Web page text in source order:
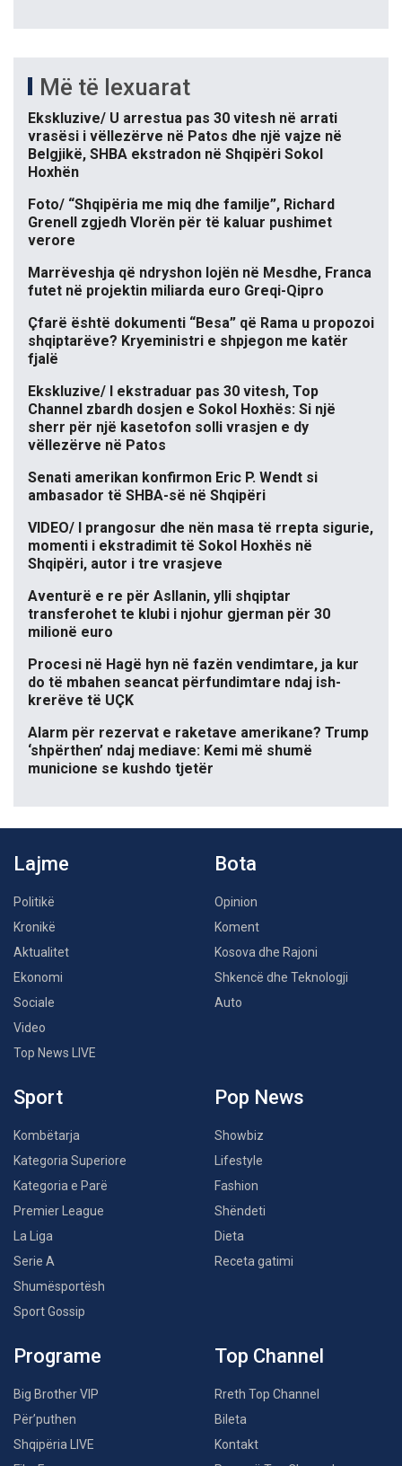
Më të lexuarat
Ekskluzive/ U arrestua pas 30 vitesh në arrati
vrasësi i vëllezërve në Patos dhe një vajze në
Belgjikë, SHBA ekstradon në Shqipëri Sokol
Hoxhën
Foto/ “Shqipëria me miq dhe familje”, Richard
Grenell zgjedh Vlorën për të kaluar pushimet
verore
Marrëveshja që ndryshon lojën në Mesdhe, Franca
futet në projektin miliarda euro Greqi-Qipro
Çfarë është dokumenti “Besa” që Rama u propozoi
shqiptarëve? Kryeministri e shpjegon me katër
fjalë
Ekskluzive/ I ekstraduar pas 30 vitesh, Top
Channel zbardh dosjen e Sokol Hoxhës: Si një
sherr për një kasetofon solli vrasjen e dy
vëllezërve në Patos
Senati amerikan konfirmon Eric P. Wendt si
ambasador të SHBA-së në Shqipëri
VIDEO/ I prangosur dhe nën masa të rrepta sigurie,
momenti i ekstradimit të Sokol Hoxhës në
Shqipëri, autor i tre vrasjeve
Aventurë e re për Asllanin, ylli shqiptar
transferohet te klubi i njohur gjerman për 30
milionë euro
Procesi në Hagë hyn në fazën vendimtare, ja kur
do të mbahen seancat përfundimtare ndaj ish-
krerëve të UÇK
Alarm për rezervat e raketave amerikane? Trump
‘shpërthen’ ndaj mediave: Kemi më shumë
municione se kushdo tjetër
Lajme
Politikë
Kronikë
Aktualitet
Ekonomi
Sociale
Video
Top News LIVE
Bota
Opinion
Koment
Kosova dhe Rajoni
Shkencë dhe Teknologji
Auto
Sport
Kombëtarja
Kategoria Superiore
Kategoria e Parë
Premier League
La Liga
Serie A
Shumësportësh
Sport Gossip
Pop News
Showbiz
Lifestyle
Fashion
Shëndeti
Dieta
Receta gatimi
Programe
Big Brother VIP
Për’puthen
Shqipëria LIVE
Top Channel
Rreth Top Channel
Bileta
Kontakt